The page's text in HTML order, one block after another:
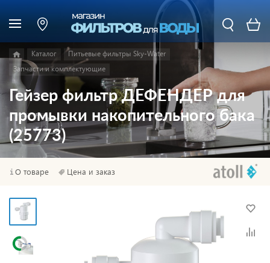
Каталог
Питьевые фильтры Sky-Water
Запчасти и комплектующие
Гейзер фильтр ДЕФЕНДЕР для
промывки накопительного бака
(25773)
О товаре Цена и заказ